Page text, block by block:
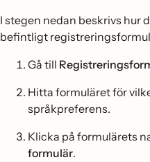
I stegen nedan beskrivs hur
befintligt
Gå till
Hitta formuläret för
språkpreferens.
Klicka på formulärets
formulär.